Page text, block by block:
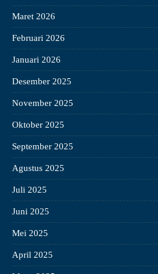
Maret 2026
Februari 2026
Januari 2026
Desember 2025
November 2025
Oktober 2025
September 2025
Agustus 2025
Juli 2025
Juni 2025
Mei 2025
April 2025